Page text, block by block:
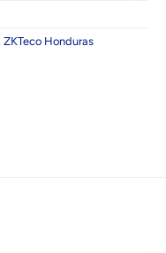
ZKTeco Honduras